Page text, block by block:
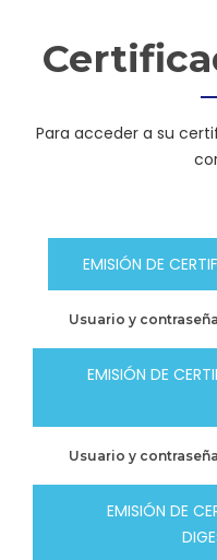
Para acceder a su
EMISIÓN DE
Usuario y
EMISIÓN DE
Usuario y
EMISIÓN DE